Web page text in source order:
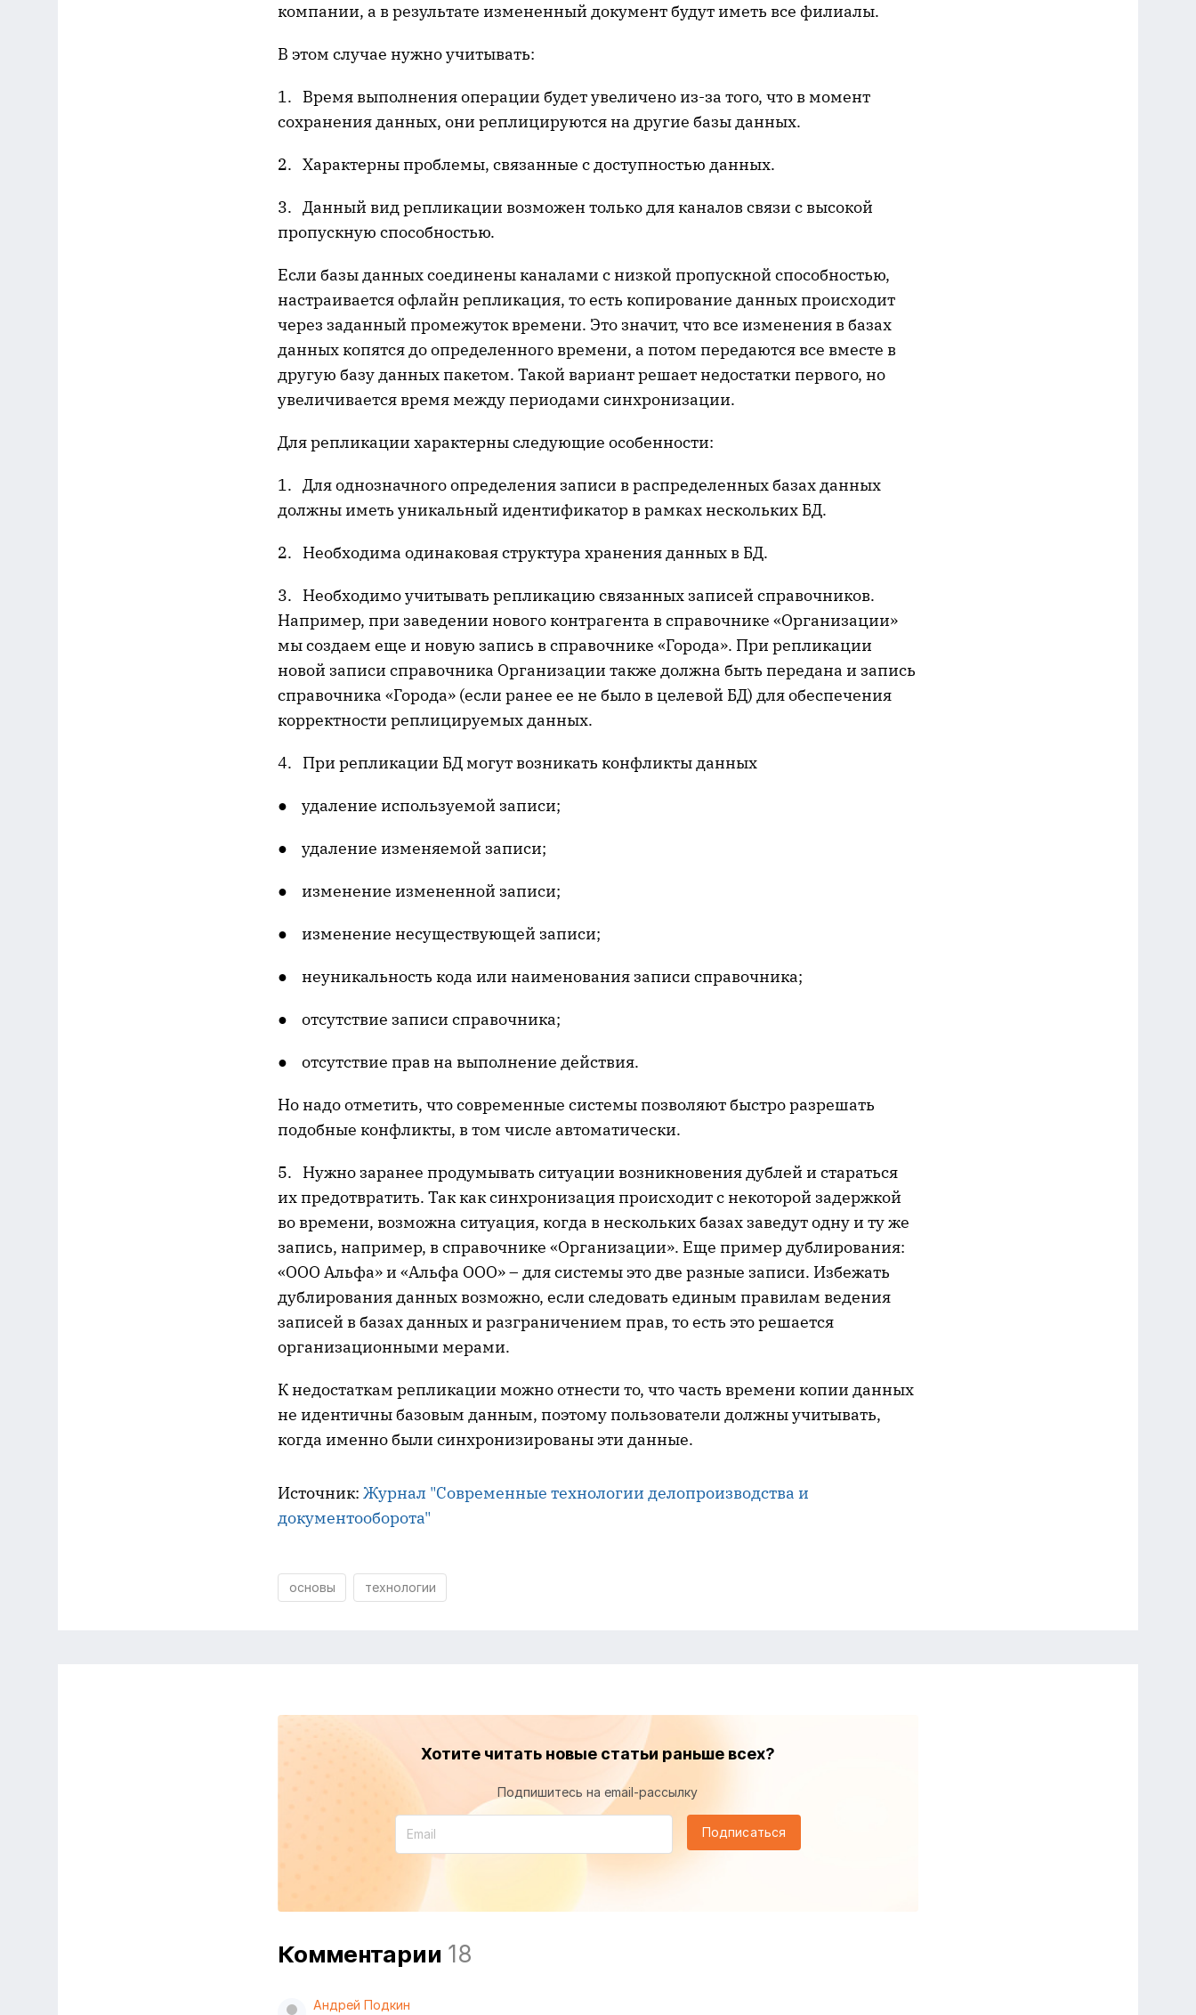
компании, а в результате измененный документ будут иметь все филиалы.
В этом случае нужно учитывать:
1. Время выполнения операции будет увеличено из-за того, что в момент
сохранения данных, они реплицируются на другие базы данных.
2. Характерны проблемы, связанные с доступностью данных.
3. Данный вид репликации возможен только для каналов связи с высокой
пропускную способностью.
Если базы данных соединены каналами с низкой пропускной способностью,
настраивается офлайн репликация, то есть копирование данных происходит
через заданный промежуток времени. Это значит, что все изменения в базах
данных копятся до определенного времени, а потом передаются все вместе в
другую базу данных пакетом. Такой вариант решает недостатки первого, но
увеличивается время между периодами синхронизации.
Для репликации характерны следующие особенности:
1. Для однозначного определения записи в распределенных базах данных
должны иметь уникальный идентификатор в рамках нескольких БД.
2. Необходима одинаковая структура хранения данных в БД.
3. Необходимо учитывать репликацию связанных записей справочников.
Например, при заведении нового контрагента в справочнике «Организации»
мы создаем еще и новую запись в справочнике «Города». При репликации
новой записи справочника Организации также должна быть передана и запись
справочника «Города» (если ранее ее не было в целевой БД) для обеспечения
корректности реплицируемых данных.
4. При репликации БД могут возникать конфликты данных
● удаление используемой записи;
● удаление изменяемой записи;
● изменение измененной записи;
● изменение несуществующей записи;
● неуникальность кода или наименования записи справочника;
● отсутствие записи справочника;
● отсутствие прав на выполнение действия.
Но надо отметить, что современные системы позволяют быстро разрешать
подобные конфликты, в том числе автоматически.
5. Нужно заранее продумывать ситуации возникновения дублей и стараться
их предотвратить. Так как синхронизация происходит с некоторой задержкой
во времени, возможна ситуация, когда в нескольких базах заведут одну и ту же
запись, например, в справочнике «Организации». Еще пример дублирования:
«ООО Альфа» и «Альфа ООО» – для системы это две разные записи. Избежать
дублирования данных возможно, если следовать единым правилам ведения
записей в базах данных и разграничением прав, то есть это решается
организационными мерами.
К недостаткам репликации можно отнести то, что часть времени копии данных
не идентичны базовым данным, поэтому пользователи должны учитывать,
когда именно были синхронизированы эти данные.
Источник: Журнал "Современные технологии делопроизводства и
документооборота"
основы технологии
Хотите читать новые статьи раньше всех?
Подпишитесь на email-рассылку
Подписаться
Комментарии 18
Андрей Подкин